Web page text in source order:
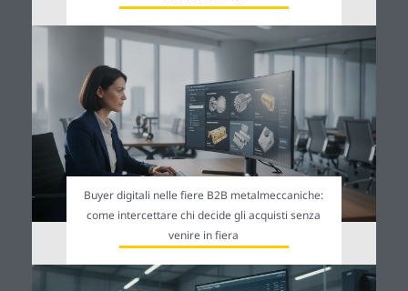
Buyer digitali nelle fiere B2B metalmeccaniche:
come intercettare chi decide gli acquisti senza
venire in fiera